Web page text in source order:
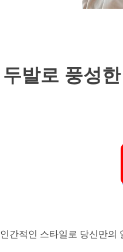
두발로 풍성
인간적인 스타일로 당신만의